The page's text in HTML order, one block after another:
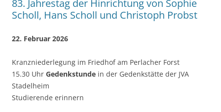
83. Jahrestag der Hinrichtung von Sophie
Scholl, Hans Scholl und Christoph Probst
22. Februar 2026
Kranzniederlegung im Friedhof am Perlacher Forst
15.30 Uhr Gedenkstunde in der Gedenkstätte der JVA
Stadelheim
Studierende erinnern